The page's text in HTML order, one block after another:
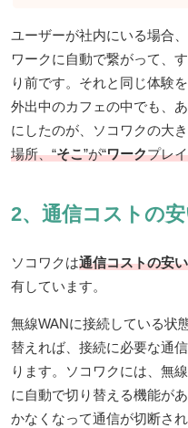
ユーザーが社内にいる場合
ワークに自動で繋がって、
り前です。それと同じ体験
外出中のカフェの中でも、
にしたのが、ソコワクの大
場所、“そこ”が“ワークプレ
2、通信コストの
ソコワクは通信コストの安
有しています。
無線WANに接続している状
替えれば、接続に必要な通
ります。ソコワクには、無
に自動で切り替える機能が
かなくなって通信が切断さ